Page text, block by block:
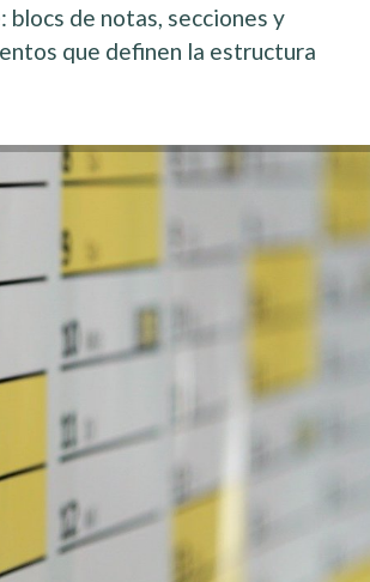
de notas, secciones y
que definen la estructura